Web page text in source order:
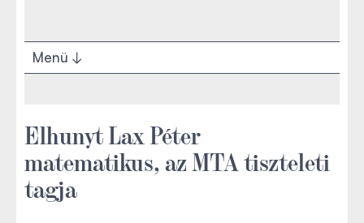
Menü
Elhunyt Lax Péter
matematikus, az MTA tiszteleti
tagja